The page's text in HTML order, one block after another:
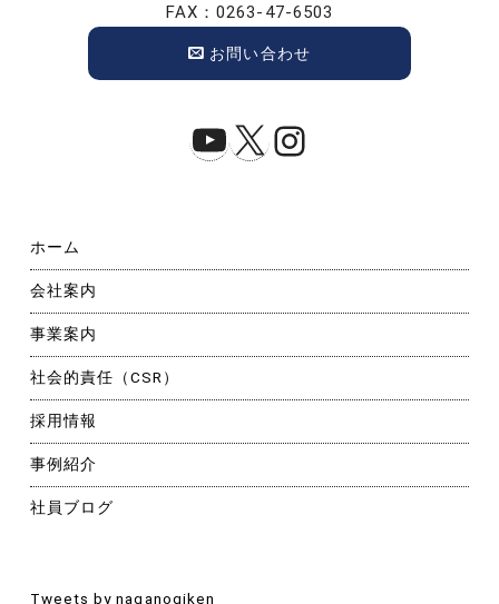
FAX：0263-47-6503
お問い合わせ
YouTube
X Instagram
ホーム
会社案内
事業案内
社会的責任（CSR）
採用情報
事例紹介
社員ブログ
Tweets by naganogiken